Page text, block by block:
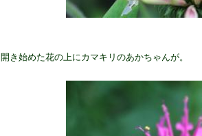
開き始めた花の上にカマキリのあかちゃんが。